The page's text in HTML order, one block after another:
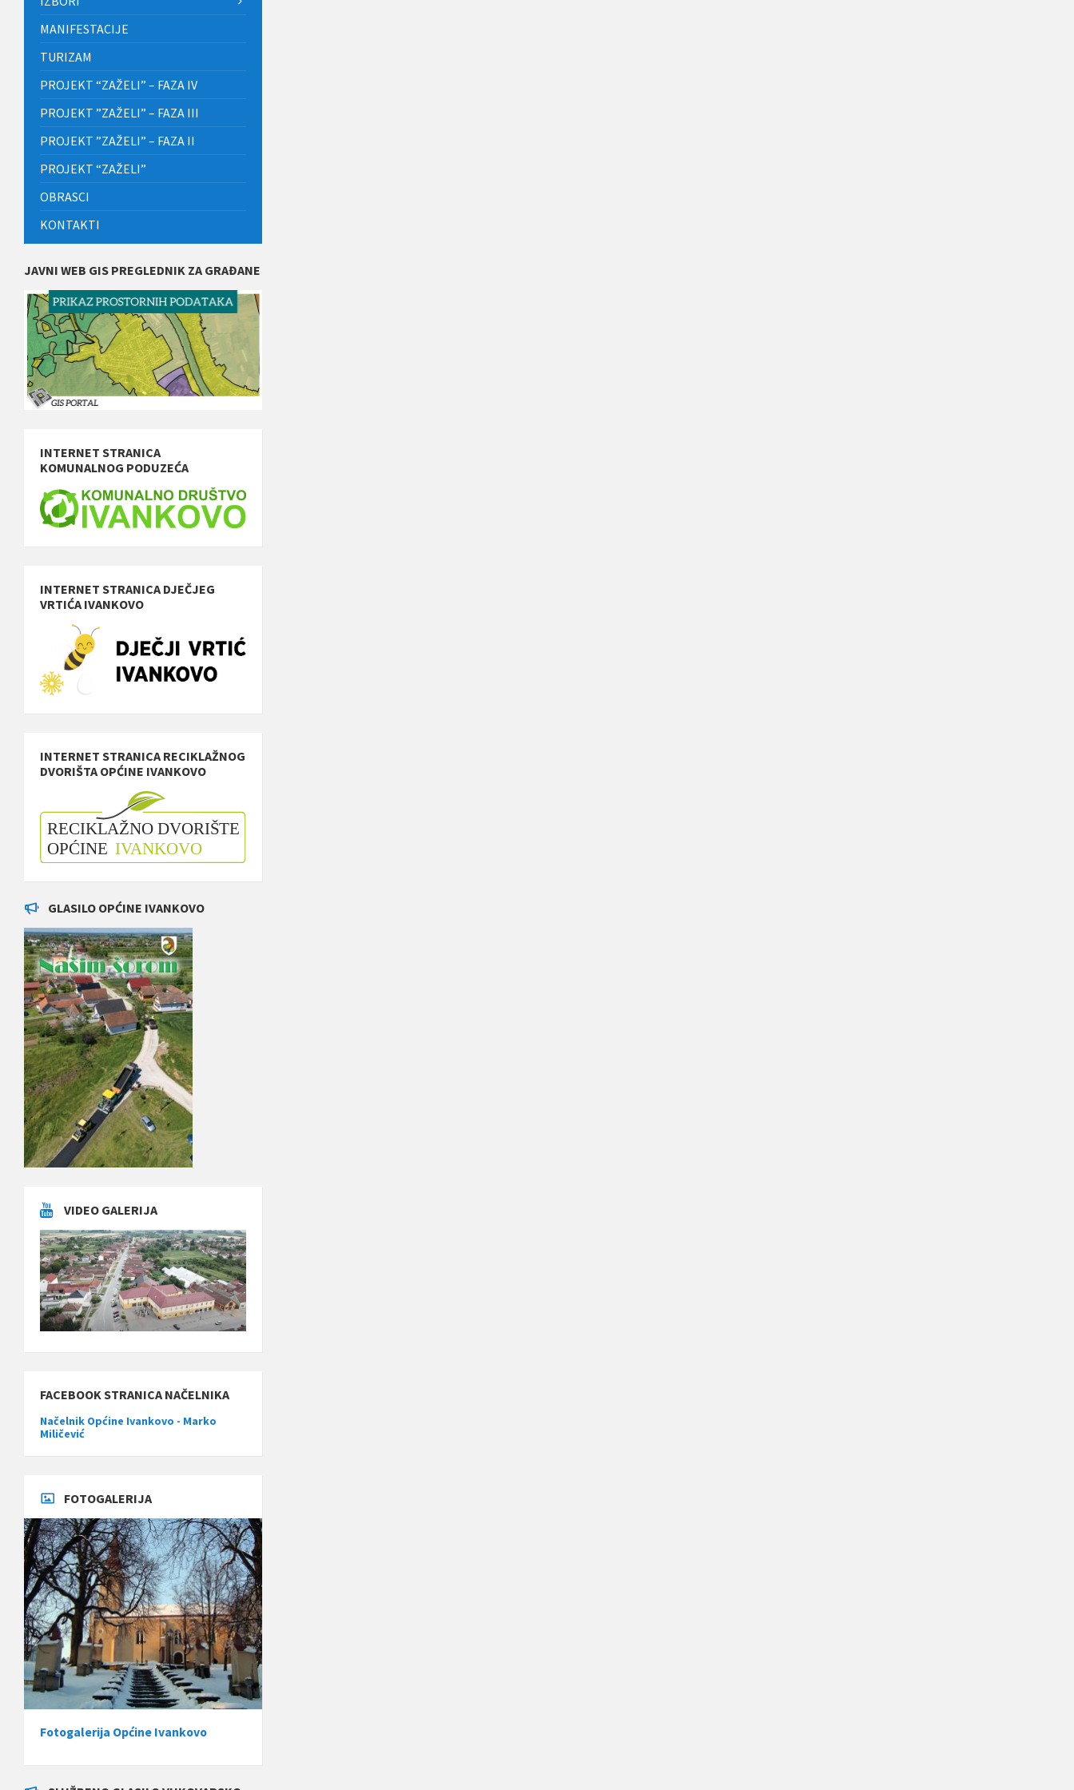
MANIFESTACIJE
TURIZAM
PROJEKT “ZAŽELI” – FAZA IV
PROJEKT ”ZAŽELI” – FAZA III
PROJEKT ”ZAŽELI” – FAZA II
PROJEKT “ZAŽELI”
OBRASCI
KONTAKTI
JAVNI WEB GIS PREGLEDNIK ZA GRAĐANE
INTERNET STRANICA
KOMUNALNOG PODUZEĆA
INTERNET STRANICA DJEČJEG
VRTIĆA IVANKOVO
INTERNET STRANICA RECIKLAŽNOG
DVORIŠTA OPĆINE IVANKOVO
GLASILO OPĆINE IVANKOVO
VIDEO GALERIJA
FACEBOOK STRANICA NAČELNIKA
Načelnik Općine Ivankovo - Marko
Miličević
FOTOGALERIJA
Fotogalerija Općine Ivankovo